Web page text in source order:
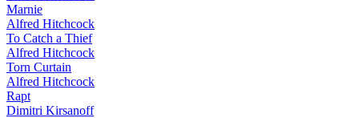
Marnie
Alfred Hitchcock
To Catch a Thief
Alfred Hitchcock
Torn Curtain
Alfred Hitchcock
Rapt
Dimitri Kirsanoff